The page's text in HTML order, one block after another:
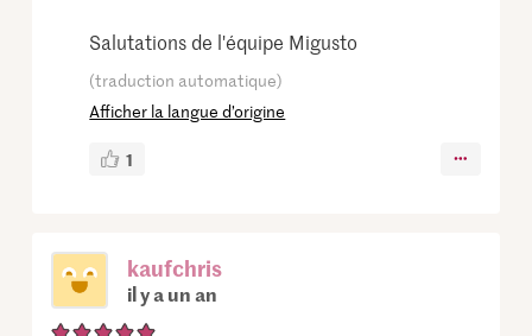
Salutations de l'équipe Migusto
(traduction automatique)
Afficher la langue d’origine
1
kaufchris
il y a un an